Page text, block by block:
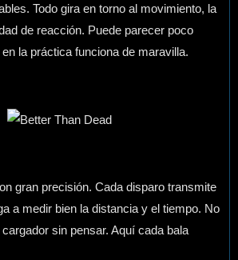
Todo gira en torno al movimiento, la
de reacción. Puede parecer poco
la práctica funciona de maravilla.
gran precisión. Cada disparo transmite
a medir bien la distancia y el tiempo. No
sin pensar. Aquí cada bala